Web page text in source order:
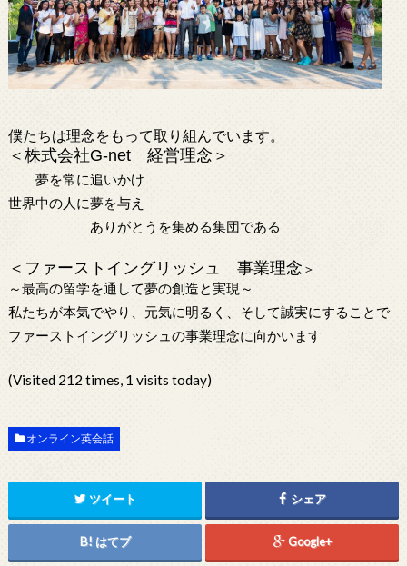
僕たちは理念をもって取り組んでいます。
＜株式会社G-net経営理念＞
夢を常に追いかけ
世界中の人に夢を与え
ありがとうを集める集団である
＜ファーストイングリッシュ 事業理念 ＞
～最高の留学を通して夢の創造と実現～
私たちが本気でやり、元気に明るく、そして誠実にすることで
ファーストイングリッシュの事業理念に向かいます
(Visited 212 times, 1 visits today)
オンライン英会話
ツイート シェア
はてブ Google+